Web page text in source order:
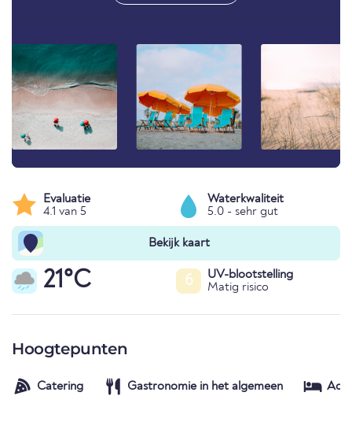
Evaluatie
4.1 van 5
Waterkwaliteit
5.0 - sehr gut
Bekijk kaart
21°C 6
UV-blootstelling
Matig risico
Hoogtepunten
Catering Gastronomie in het algemeen